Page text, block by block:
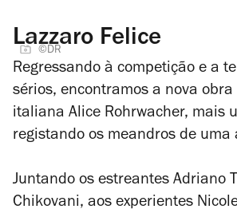
Lazzaro Felice
©DR
Regressando à competição e a
sérios, encontramos a nova
italiana Alice Rohrwacher, mais
registando os meandros de uma
Juntando os estreantes Adriano
Chikovani, aos experientes